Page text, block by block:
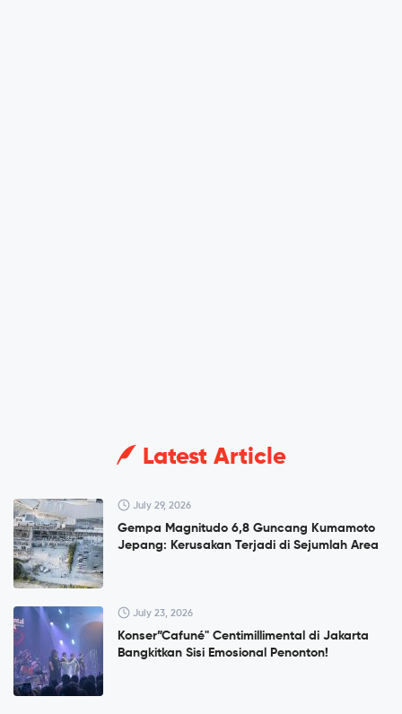
Latest Article
July 29, 2026
Gempa Magnitudo 6,8 Guncang Kumamoto
Jepang: Kerusakan Terjadi di Sejumlah Area
July 23, 2026
Konser”Cafuné" Centimillimental di Jakarta
Bangkitkan Sisi Emosional Penonton!